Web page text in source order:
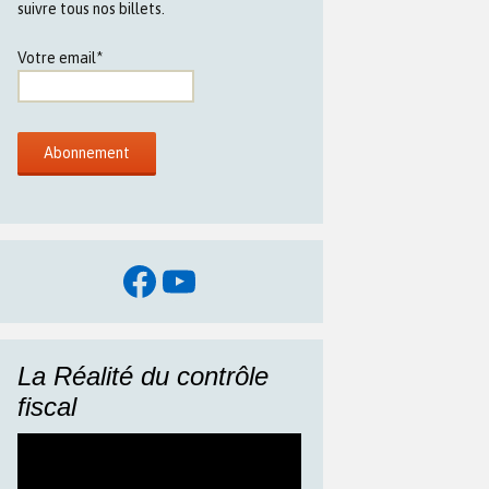
suivre tous nos billets.
Votre email*
Facebook
YouTube
La Réalité du contrôle
fiscal